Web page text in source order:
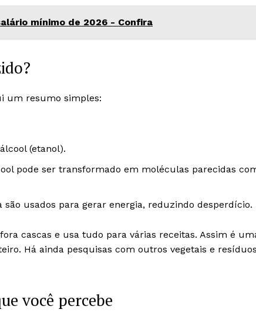
mínimo de 2026 - Confira
um resumo simples:
(etanol).
pode ser transformado em moléculas parecidas
usados para gerar energia, reduzindo desperdício.
cascas e usa tudo para várias receitas. Assim é
Há ainda pesquisas com outros vegetais e
você percebe